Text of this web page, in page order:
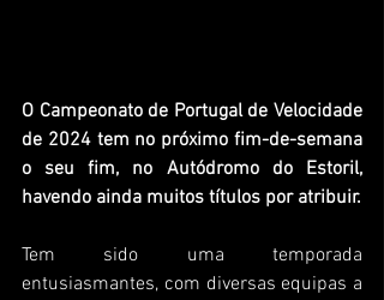
O Campeonato de Portugal de Velocidade
de 2024 tem no próximo fim-de-semana
o seu fim, no Autódromo do Estoril,
havendo ainda muitos títulos por atribuir.
Tem sido uma temporada
entusiasmantes, com diversas equipas a